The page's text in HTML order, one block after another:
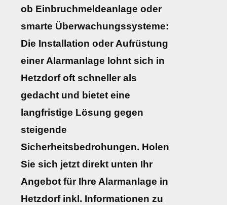
ob Einbruchmeldeanlage oder
smarte Überwachungssysteme:
Die Installation oder Aufrüstung
einer Alarmanlage lohnt sich in
Hetzdorf oft schneller als
gedacht und bietet eine
langfristige Lösung gegen
steigende
Sicherheitsbedrohungen. Holen
Sie sich jetzt direkt unten Ihr
Angebot für Ihre Alarmanlage in
Hetzdorf inkl. Informationen zu